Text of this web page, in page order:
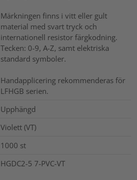
Märkningen finns i vitt eller gult
material med svart tryck och
internationell resistor färgkodning.
Tecken: 0-9, A-Z, samt elektriska
standard symboler.
Handapplicering rekommenderas för
LFHGB serien.
Upphängd
Violett (VT)
1000 st
HGDC2-5 7-PVC-VT